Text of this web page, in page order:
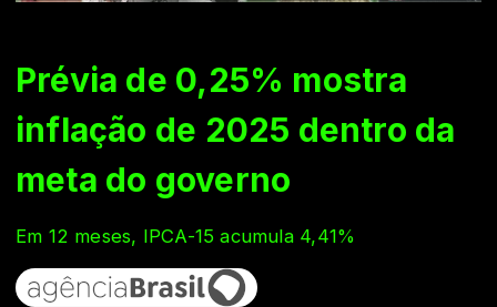
Prévia de 0,25% mostra
inflação de 2025 dentro da
meta do governo
Em 12 meses, IPCA-15 acumula 4,41%